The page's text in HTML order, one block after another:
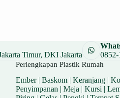
Timur, DKI Jakarta
Perlengkapan Plastik Rumah
Ember| Baskom| Keranjang|
Penyimpanan | Meja | Kursi |